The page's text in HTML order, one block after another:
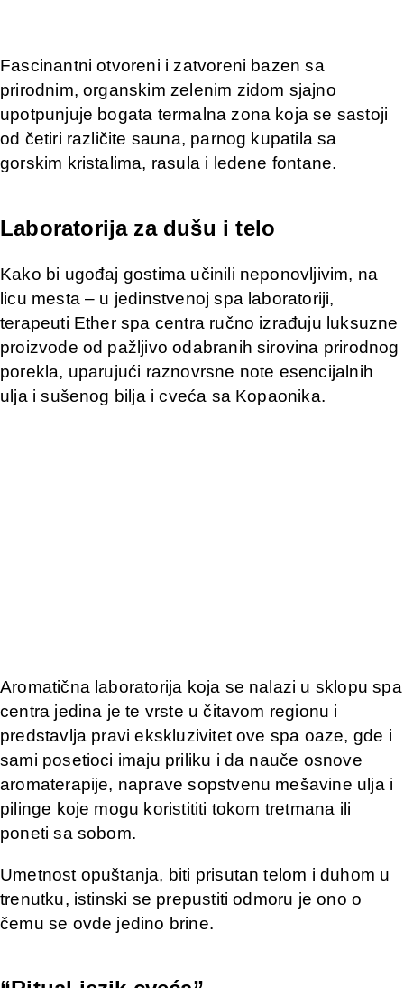
Fascinantni otvoreni i zatvoreni bazen sa
prirodnim, organskim zelenim zidom sjajno
upotpunjuje bogata termalna zona koja se sastoji
od četiri različite sauna, parnog kupatila sa
gorskim kristalima, rasula i ledene fontane.
Laboratorija za dušu i telo
Kako bi ugođaj gostima učinili neponovljivim, na
licu mesta – u jedinstvenoj spa laboratoriji,
terapeuti Ether spa centra ručno izrađuju luksuzne
proizvode od pažljivo odabranih sirovina prirodnog
porekla, uparujući raznovrsne note esencijalnih
ulja i sušenog bilja i cveća sa Kopaonika.
Aromatična laboratorija koja se nalazi u sklopu spa
centra jedina je te vrste u čitavom regionu i
predstavlja pravi ekskluzivitet ove spa oaze, gde i
sami posetioci imaju priliku i da nauče osnove
aromaterapije, naprave sopstvenu mešavine ulja i
pilinge koje mogu koristititi tokom tretmana ili
poneti sa sobom.
Umetnost opuštanja, biti prisutan telom i duhom u
trenutku, istinski se prepustiti odmoru je ono o
čemu se ovde jedino brine.